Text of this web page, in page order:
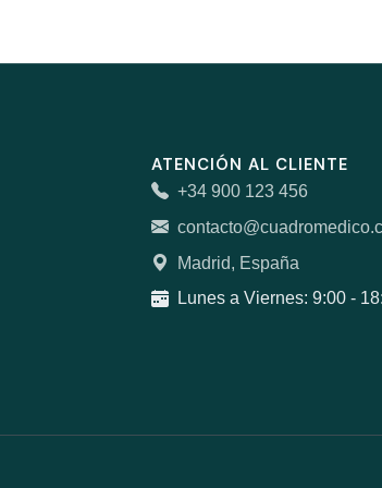
ATENCIÓN AL CLIENTE
+34 900 123 456
Madrid, España
Lunes a Viernes: 9:00 -